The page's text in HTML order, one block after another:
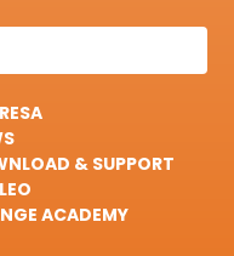
& SUPPORT
ACADEMY